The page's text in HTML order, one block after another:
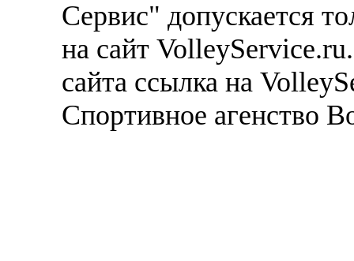
Сервис" допускается
на сайт
сайта ссылка на
Спортивное агенство